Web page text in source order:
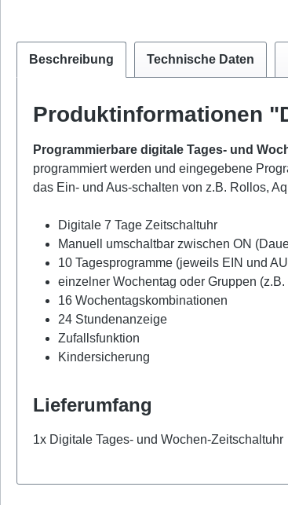
Beschreibung Technische Daten
Produktinformationen
Programmierbare digitale Tages- und
programmiert werden und eingegebene
das Ein- und Aus-schalten von z.B. Rollos,
Digitale 7 Tage Zeitschaltuhr
Manuell umschaltbar zwischen ON
10 Tagesprogramme (jeweils EIN und
einzelner Wochentag oder Gruppen
16 Wochentagskombinationen
24 Stundenanzeige
Zufallsfunktion
Kindersicherung
Lieferumfang
1x Digitale Tages- und Wochen-Zeitschaltuhr